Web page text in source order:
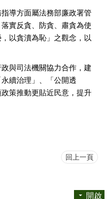
導方面屬法務部廉政署管
實反貪、防貪、肅貪為使
以貪瀆為恥」之觀念，以
與司法機關協力合作，建
續治理」、「公開透
策推動更貼近民意，提升
回上一頁
開啟